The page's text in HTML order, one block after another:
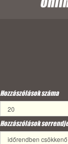
Hozzászólások száma
Hozzászólások